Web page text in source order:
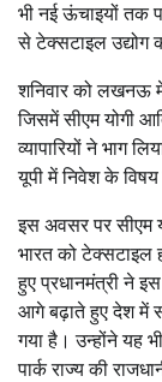
भी नई ऊंचाइयों तक
से टेक्सटाइल उद्योग
शनिवार को लखनऊ में
जिसमें सीएम योगी
व्यापारियों ने भाग
यूपी में निवेश के विषय
इस अवसर पर सीएम
भारत को टेक्सटाइल
हुए प्रधानमंत्री ने
आगे बढ़ाते हुए देश में
गया है। उन्होंने यह
पार्क राज्य की